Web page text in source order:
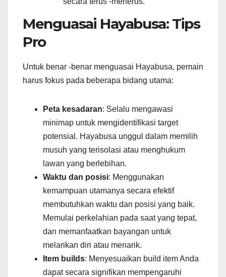
Menguasai Hayabusa: Tips
Pro
Untuk benar -benar menguasai Hayabusa, pemain
harus fokus pada beberapa bidang utama:
Peta kesadaran: Selalu mengawasi
minimap untuk mengidentifikasi target
potensial. Hayabusa unggul dalam memilih
musuh yang terisolasi atau menghukum
lawan yang berlebihan.
Waktu dan posisi: Menggunakan
kemampuan utamanya secara efektif
membutuhkan waktu dan posisi yang baik.
Memulai perkelahian pada saat yang tepat,
dan memanfaatkan bayangan untuk
melarikan diri atau menarik.
Item builds: Menyesuaikan build item Anda
dapat secara signifikan mempengaruhi